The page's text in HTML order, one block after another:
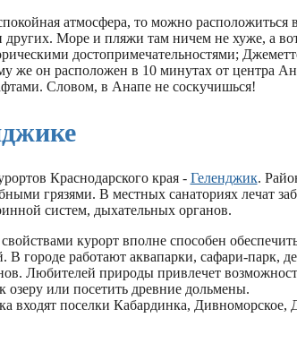
атмосфера, то можно расположиться
Море и пляжи там ничем не хуже, а
достопримечательностями;
же он расположен в 10 минутах от центра
Словом, в Анапе не соскучишься!
Краснодарского края - Геленджик.
грязями. В местных санаториях лечат
систем, дыхательных органов.
курорт вполне способен
В городе работают аквапарки, сафари-парк,
Любителей природы привлечет
озеру или посетить древние дольмены.
входят поселки Кабардинка, Дивноморское,